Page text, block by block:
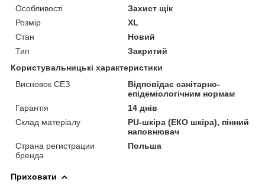
Особливості
Захист щік
Розмір
XL
Стан
Новий
Тип
Закритий
Користувальницькі характеристики
Висновок СЕЗ
Відповідає санітарно-
епідеміологічним нормам
Гарантія
14 днів
Склад матеріалу
PU-шкіра (ЕКО шкіра), пінний
наповнювач
Страна регистрации
бренда
Польша
Приховати